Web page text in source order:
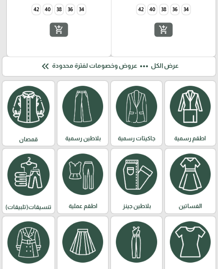
34
36
38
40
42
add_shopping_cart
add_shopping_cart
عرض الكل more_horiz عروض وخصومات لفترة محدودة keyboard_double_arrow_left
اطقم رسمية جاكيتات رسمية بلاطين رسمية قمصان
الفساتين بلاطين جينز اطقم عملية تنسيقات(تلبيقات)